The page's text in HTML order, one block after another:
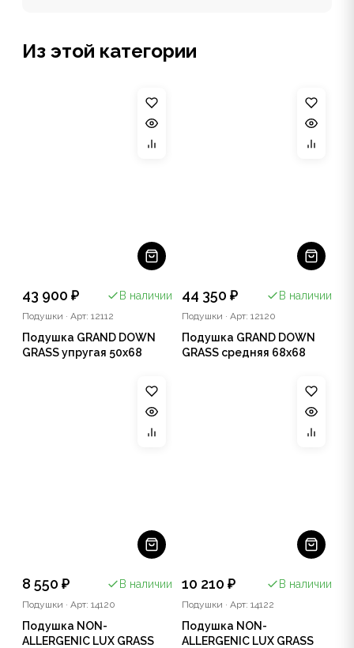
Из этой категории
43 900 ₽ В наличии
Подушки · Арт: 12112
Подушка GRAND DOWN
GRASS упругая 50x68
44 350 ₽ В наличии
Подушки · Арт: 12120
Подушка GRAND DOWN
GRASS средняя 68х68
8 550 ₽ В наличии
Подушки · Арт: 14120
Подушка NON-
ALLERGENIC LUX GRASS
10 210 ₽ В наличии
Подушки · Арт: 14122
Подушка NON-
ALLERGENIC LUX GRASS